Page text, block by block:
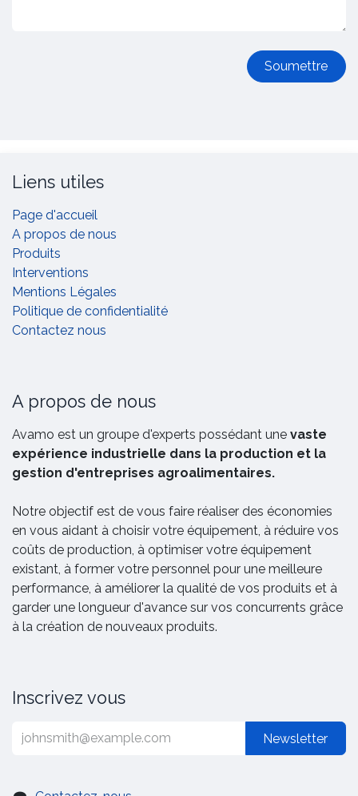
Soumettre
Liens utiles
Page d'accueil
A propos de nous
Produits
Interventions
Mentions Légales
Politique de confidentialité
Contactez nous
A propos de nous
Avamo est un groupe d'experts possédant une vaste
expérience industrielle dans la production et la
gestion d'entreprises agroalimentaires.
Notre objectif est de vous faire réaliser des économies
en vous aidant à choisir votre équipement, à réduire vos
coûts de production, à optimiser votre équipement
existant, à former votre personnel pour une meilleure
performance, à améliorer la qualité de vos produits et à
garder une longueur d'avance sur vos concurrents grâce
à la création de nouveaux produits.
Inscrivez vous
Newsletter